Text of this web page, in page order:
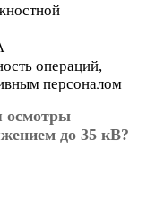
операций,
персоналом
осмотры
до 35 кВ?